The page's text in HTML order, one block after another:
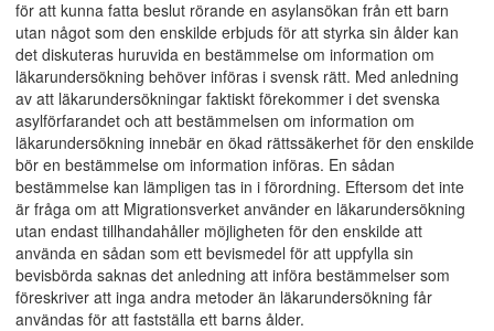
för att kunna fatta beslut rörande en asylansökan från ett barn
utan något som den enskilde erbjuds för att styrka sin ålder kan
det diskuteras huruvida en bestämmelse om information om
läkarundersökning behöver införas i svensk rätt. Med anledning
av att läkarundersökningar faktiskt förekommer i det svenska
asylförfarandet och att bestämmelsen om information om
läkarundersökning innebär en ökad rättssäkerhet för den enskilde
bör en bestämmelse om information införas. En sådan
bestämmelse kan lämpligen tas in i förordning. Eftersom det inte
är fråga om att Migrationsverket använder en läkarundersökning
utan endast tillhandahåller möjligheten för den enskilde att
använda en sådan som ett bevismedel för att uppfylla sin
bevisbörda saknas det anledning att införa bestämmelser som
föreskriver att inga andra metoder än läkarundersökning får
användas för att fastställa ett barns ålder.